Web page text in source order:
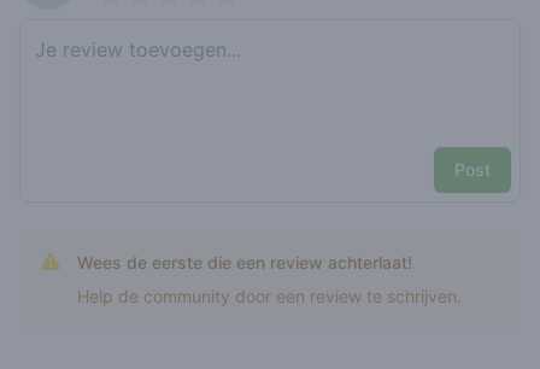
Post
Wees de eerste die een review achterlaat!
Help de community door een review te schrijven.